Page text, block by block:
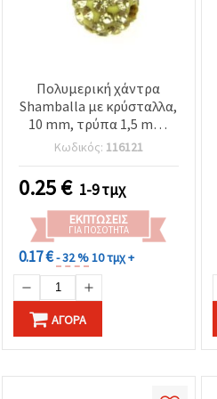
Πολυμερική χάντρα
Shamballa με κρύσταλλα,
10 mm, τρύπα 1,5 mm,
απαλό κίτρινο
Κωδικός: 116121
0.25€ 1-9 τμχ
ΕΚΠΤΏΣΕΙΣ
ΓΙΑ ΠΟΣΌΤΗΤΑ
0.17 €- 32 %10 τμχ +
ΑΓΟΡΆ